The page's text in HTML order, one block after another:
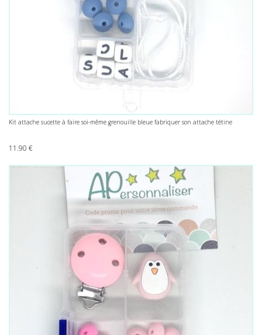
Kit attache sucette à faire soi-même grenouille bleue fabriquer son attache tétine
11.90 €